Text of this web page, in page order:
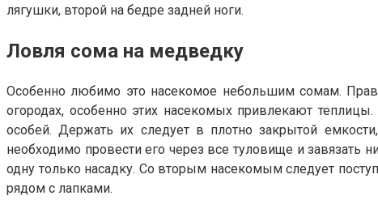
лягушки, второй на бедре задней ноги.
Ловля сома на медведку
Особенно любимо это насекомое небольшим сомам.
огородах, особенно этих насекомых привлекают
особей. Держать их следует в плотно закрытой
необходимо провести его через все туловище и завязать
одну только насадку. Со вторым насекомым следует
рядом с лапками.